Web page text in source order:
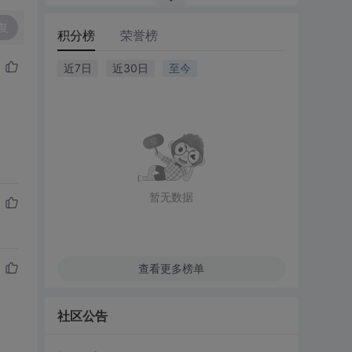
积分榜 荣誉榜
近7日 近30日 至今
暂无数据
查看更多榜单
社区公告